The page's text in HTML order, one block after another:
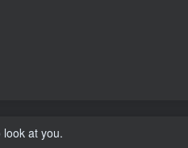
at you.